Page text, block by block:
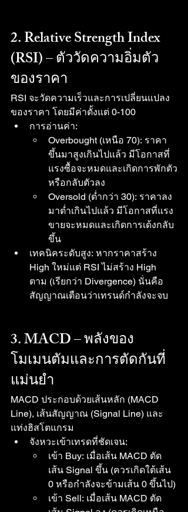
2. Relative Strength Index
(RSI) – ตัววัดความอิ่มตัว
ของราคา
RSI จะวัดความเร็วและการเปลี่ยนแปลง
ของราคา โดยมีค่าตั้งแต่ 0-100
การอ่านค่า:
Overbought (เหนือ 70): ราคา
ขึ้นมาสูงเกินไปแล้ว มีโอกาสที่
แรงซื้อจะหมดและเกิดการพักตัว
หรือกลับตัวลง
Oversold (ต่ำกว่า 30): ราคาลง
มาต่ำเกินไปแล้ว มีโอกาสที่แรง
ขายจะหมดและเกิดการเด้งกลับ
ขึ้น
เทคนิคระดับสูง: หากราคาสร้าง
High ใหม่แต่ RSI ไม่สร้าง High
ตาม (เรียกว่า Divergence) นั่นคือ
สัญญาณเตือนว่าเทรนด์กำลังจะจบ
3. MACD – พลังของ
โมเมนตัมและการตัดกันที่
แม่นยำ
MACD ประกอบด้วยเส้นหลัก (MACD
Line), เส้นสัญญาณ (Signal Line) และ
แท่งฮิสโตแกรม
จังหวะเข้าเทรดที่ชัดเจน:
เข้า Buy: เมื่อเส้น MACD ตัด
เส้น Signal ขึ้น (ควรเกิดใต้เส้น
0 หรือกำลังจะข้ามเส้น 0 ขึ้นไป)
เข้า Sell: เมื่อเส้น MACD ตัด